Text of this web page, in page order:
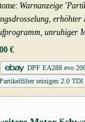
Warnanzeige
unruhiger
€
DPF EA288 evo
Partikelfilter reinigen 2.0 TDI